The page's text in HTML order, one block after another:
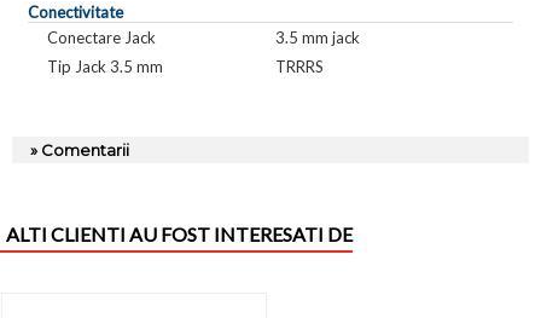
Conectivitate
Conectare Jack
3.5 mm jack
Tip Jack 3.5 mm
TRRRS
» Comentarii
ALTI CLIENTI AU FOST INTERESATI DE